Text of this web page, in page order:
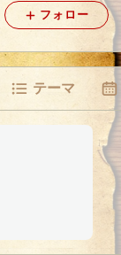
フォロー
テーマ